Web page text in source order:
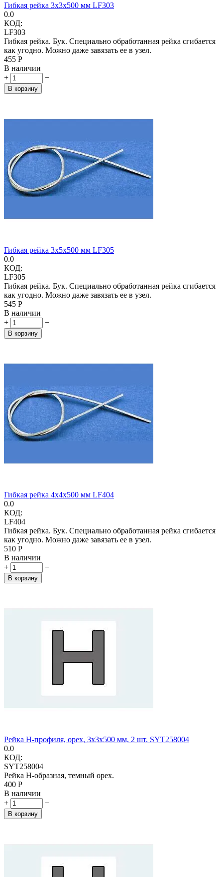
Гибкая рейка 3х3х500 мм LF303
0.0
КОД:
LF303
Гибкая рейка. Бук. Специально обработанная рейка сгибается
как угодно. Можно даже завязать ее в узел.
‍455‍ Р
В наличии
+
−
В корзину
Гибкая рейка 3х5х500 мм LF305
0.0
КОД:
LF305
Гибкая рейка. Бук. Специально обработанная рейка сгибается
как угодно. Можно даже завязать ее в узел.
‍545‍ Р
В наличии
+
−
В корзину
Гибкая рейка 4х4х500 мм LF404
0.0
КОД:
LF404
Гибкая рейка. Бук. Специально обработанная рейка сгибается
как угодно. Можно даже завязать ее в узел.
‍510‍ Р
В наличии
+
−
В корзину
Рейка H-профиля, орех, 3х3х500 мм, 2 шт. SYT258004
0.0
КОД:
SYT258004
Рейка H-образная, темный орех.
‍400‍ Р
В наличии
+
−
В корзину